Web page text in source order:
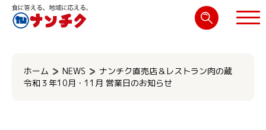
ホーム NEWS
ナンチク直売店＆レストラン肉の蔵
令和３年10月・11月 営業日のお知らせ